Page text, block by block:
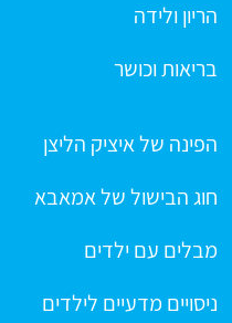
הריון ולידה
בריאות וכושר
הפינה של איציק הליצן
חוג הבישול של אמאבא
מבלים עם ילדים
ניסויים מדעיים לילדים